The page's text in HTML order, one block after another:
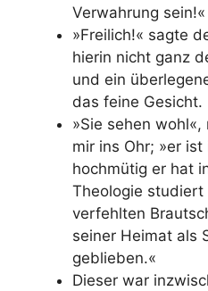
Verwahrung sein!«
»Freilich!« sagte
hierin nicht ganz
und ein
das feine Gesicht.
»Sie sehen
mir ins Ohr; »er
hochmütig er hat
Theologie
verfehlten
seiner Heimat als
geblieben.«
Dieser war